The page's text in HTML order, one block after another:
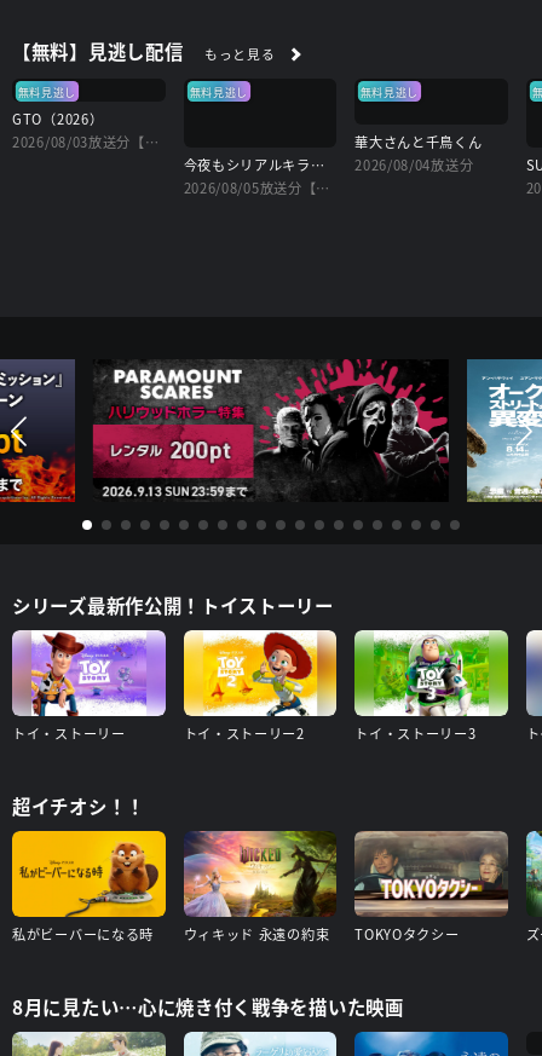
【無料】見逃し配信 もっと見る
無料見逃し
GTO（2026）
2026/08/03放送分【字】
無料見逃し
今夜もシリアルキラーと待ち合わせ
2026/08/05放送分【字】
無料見逃し
華大さんと千鳥くん
2026/08/04放送分
シリーズ最新作公開！トイストーリー
トイ・ストーリー トイ・ストーリー2 トイ・ストーリー3
超イチオシ！！
私がビーバーになる時 ウィキッド 永遠の約束 TOKYOタクシー
8月に見たい…心に焼き付く戦争を描いた映画